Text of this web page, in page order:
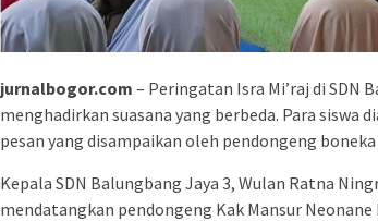
jurnalbogor.com – Peringatan Isra Mi’raj di SDN
menghadirkan suasana yang berbeda. Para siswa
pesan yang disampaikan oleh pendongeng boneka
Kepala SDN Balungbang Jaya 3, Wulan Ratna
mendatangkan pendongeng Kak Mansur